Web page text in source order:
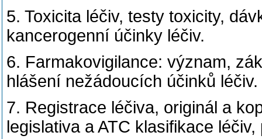
5. Toxicita léčiv, testy toxicity,
kancerogenní účinky léčiv.
6. Farmakovigilance: význam,
hlášení nežádoucích účinků léčiv.
7. Registrace léčiva, originál a
legislativa a ATC klasifikace